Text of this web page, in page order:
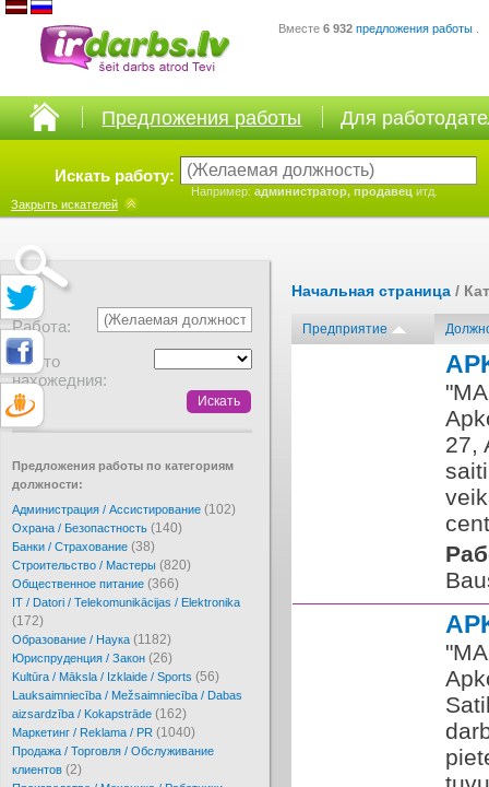
Вместе 6 932 предложения работы
Предложения работы Для
Искать работу:
Например: администратор, продавец итд.
Закрыть искателей
Работа:
Место
нахожедния:
Предложения работы по категориям
должности:
Администрация / Ассистирование (102)
Охрана / Безопастность (140)
Банки / Страхование (38)
Cтроительство / Мастеры (820)
Oбщественное питание (366)
IT / Datori / Telekomunikācijas / Elektronika
(172)
Образование / Наука (1182)
Юриспруденция / Закон (26)
Kultūra / Māksla / Izklaide / Sports (56)
Lauksaimniecība / Mežsaimniecība / Dabas
aizsardzība / Kokapstrāde (162)
Маркетинг / Reklama / PR (1040)
Продажа / Торговля / Обслуживание
клиентов (2)
Начальная страница /
Предприятие
27,